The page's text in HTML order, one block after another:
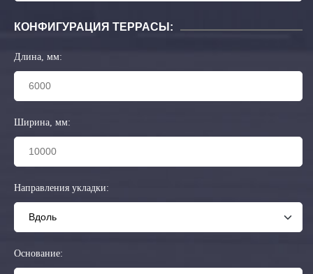
КОНФИГУРАЦИЯ ТЕРРАСЫ:
Длина, мм:
Ширина, мм:
Направления укладки:
Основание: